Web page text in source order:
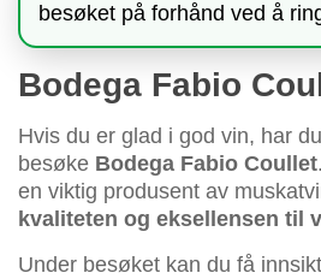
besøket på forhånd ved å
Bodega Fabio
Hvis du er glad i god vin, har
besøke Bodega Fabio Coullet
en viktig produsent av
kvaliteten og eksellensen til
Under besøket kan du få